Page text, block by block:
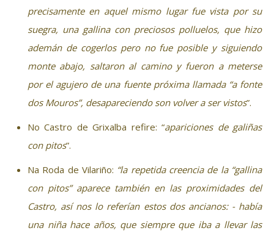
precisamente en aquel mismo lugar fue vista por su
suegra, una gallina con preciosos polluelos, que hizo
ademán de cogerlos pero no fue posible y siguiendo
monte abajo, saltaron al camino y fueron a meterse
por el agujero de una fuente próxima llamada “a fonte
dos Mouros”, desapareciendo son volver a ser vistos”.
No Castro de Grixalba refire: “apariciones de galiñas
con pitos”.
Na Roda de Vilariño: “la repetida creencia de la “gallina
con pitos” aparece también en las proximidades del
Castro, así nos lo referían estos dos ancianos: - había
una niña hace años, que siempre que iba a llevar las